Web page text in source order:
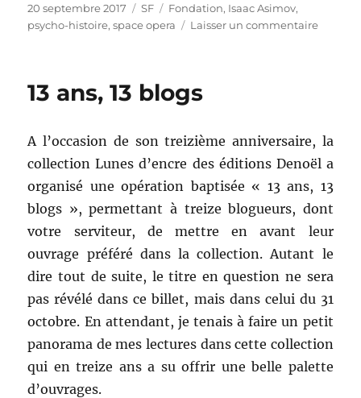
Publié
le
20 septembre 2017 Catégories
SF Étiquettes
Fondation, Isaac Asimov,
psycho-histoire,space opera Laisser un commentairesur
13 ans, 13 blogs
A l’occasion de son treizième anniversaire, la
collection Lunes d’encre des éditions Denoël a
organisé une opération baptisée « 13 ans, 13
blogs », permettant à treize blogueurs, dont
votre serviteur, de mettre en avant leur
ouvrage préféré dans la collection. Autant le
dire tout de suite, le titre en question ne sera
pas révélé dans ce billet, mais dans celui du 31
octobre. En attendant, je tenais à faire un petit
panorama de mes lectures dans cette collection
qui en treize ans a su offrir une belle palette
d’ouvrages.